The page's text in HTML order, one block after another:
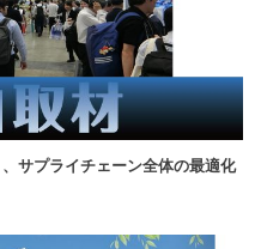
サプライチェーン全体の最適化